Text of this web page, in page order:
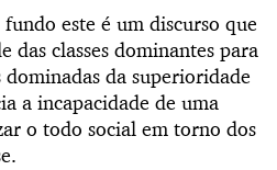
este é um discurso que
das classes dominantes para
dominadas da superioridade
a incapacidade de uma
o todo social em torno dos